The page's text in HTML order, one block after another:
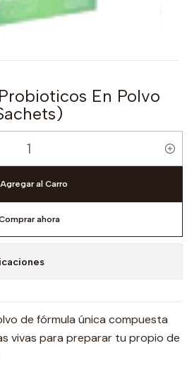
En Polvo
Agregar al Carro
ahora
de fórmula única compuesta
vivas para preparar tu propio de